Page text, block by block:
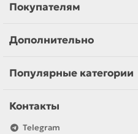
Покупателям
Дополнительно
Популярные категории
Контакты
Telegram